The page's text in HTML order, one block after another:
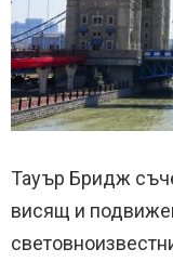
Тауър Бридж
висящ и